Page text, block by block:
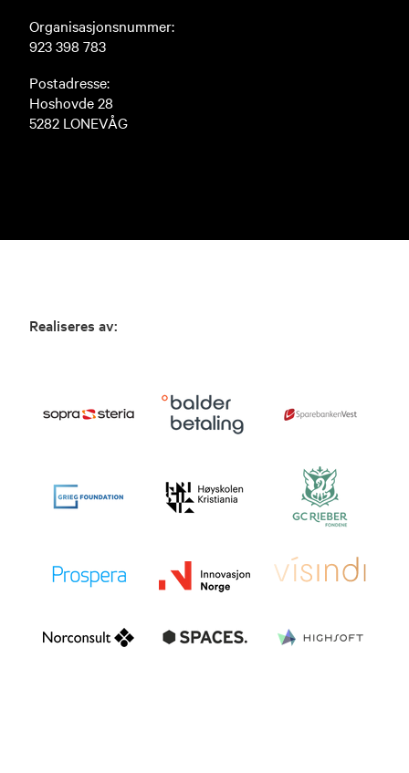
Organisasjonsnummer:
923 398 783
Postadresse:
Hoshovde 28
5282 LONEVÅG
Realiseres av: